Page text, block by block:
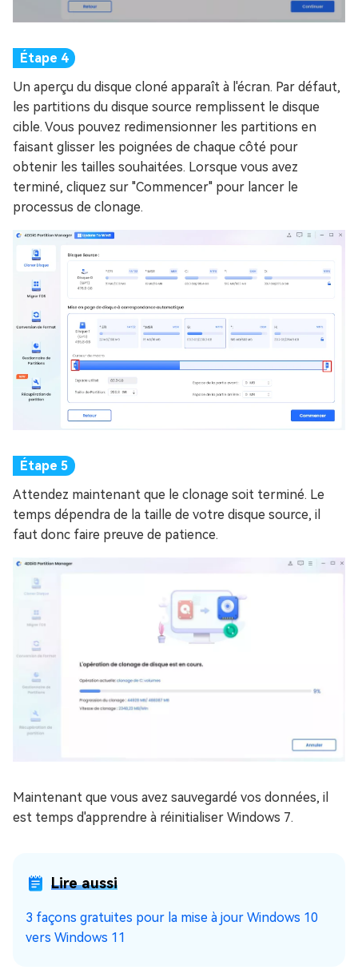
Un aperçu du disque cloné apparaît à l'écran. Par défaut,
les partitions du disque source remplissent le disque
cible. Vous pouvez redimensionner les partitions en
faisant glisser les poignées de chaque côté pour
obtenir les tailles souhaitées. Lorsque vous avez
terminé, cliquez sur "Commencer" pour lancer le
processus de clonage.
Attendez maintenant que le clonage soit terminé. Le
temps dépendra de la taille de votre disque source, il
faut donc faire preuve de patience.
Maintenant que vous avez sauvegardé vos données, il
est temps d'apprendre à réinitialiser Windows 7.
Lire aussi
3 façons gratuites pour la mise à jour Windows 10
vers Windows 11